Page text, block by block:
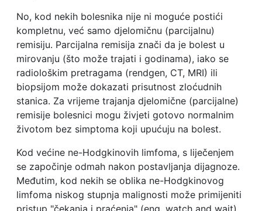
No, kod nekih bolesnika nije ni moguće postići
kompletnu, već samo djelomičnu (parcijalnu)
remisiju. Parcijalna remisija znači da je bolest u
mirovanju (što može trajati i godinama), iako se
radiološkim pretragama (rendgen, CT, MRI) ili
biopsijom može dokazati prisutnost zloćudnih
stanica. Za vrijeme trajanja djelomične (parcijalne)
remisije bolesnici mogu živjeti gotovo normalnim
životom bez simptoma koji upućuju na bolest.
Kod većine ne-Hodgkinovih limfoma, s liječenjem
se započinje odmah nakon postavljanja dijagnoze.
Međutim, kod nekih se oblika ne-Hodgkinovog
limfoma niskog stupnja malignosti može primijeniti